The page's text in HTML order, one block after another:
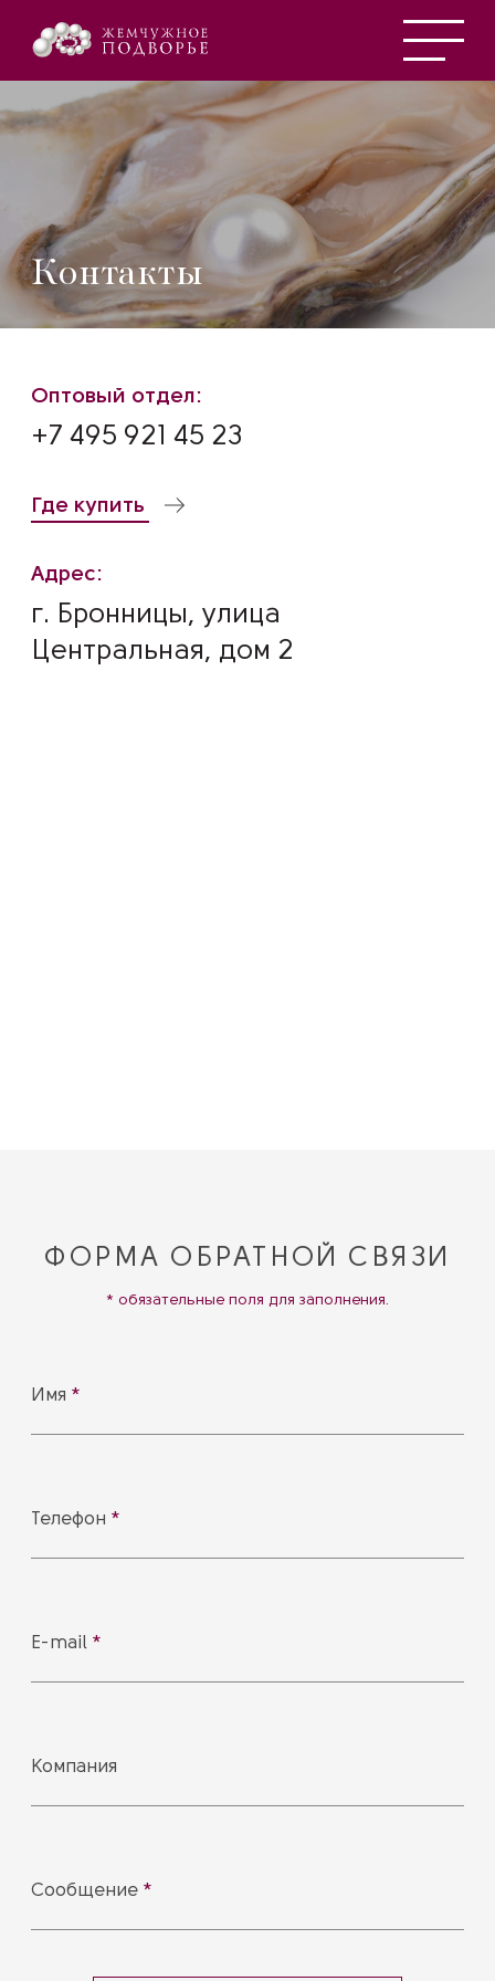
Контакты
Оптовый отдел:
+7 495 921 45 23
Где купить
Адрес:
г. Бронницы, улица
Центральная, дом 2
ФОРМА ОБРАТНОЙ СВЯЗИ
Имя *
Телефон *
E-mail *
Компания
Сообщение *
* обязательные поля для заполнения.